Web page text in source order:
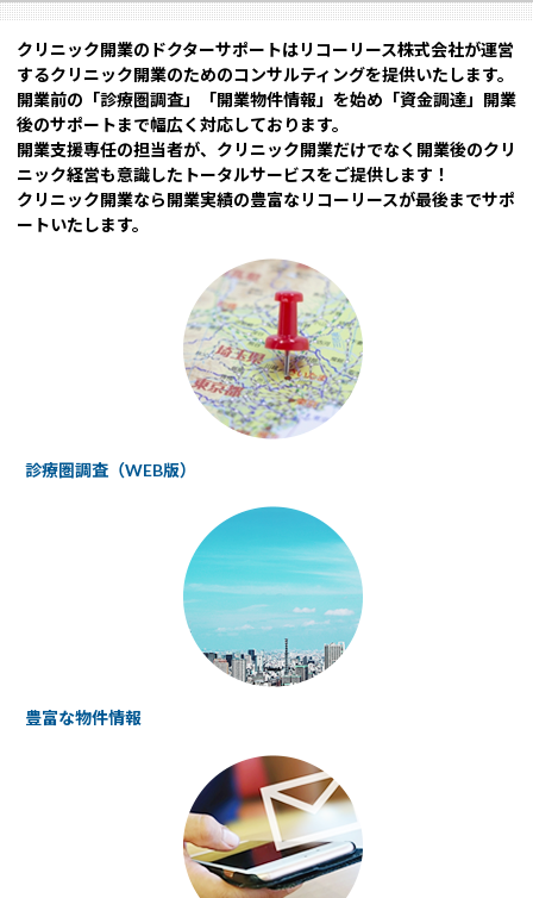
クリニック開業のドクターサポートはリコーリース株式会社が運営
するクリニック開業のためのコンサルティングを提供いたします。
開業前の「診療圏調査」「開業物件情報」を始め「資金調達」開業
後のサポートまで幅広く対応しております。
開業支援専任の担当者が、クリニック開業だけでなく開業後のクリ
ニック経営も意識したトータルサービスをご提供します！
クリニック開業なら開業実績の豊富なリコーリースが最後までサポ
ートいたします。
診療圏調査（WEB版）
豊富な物件情報